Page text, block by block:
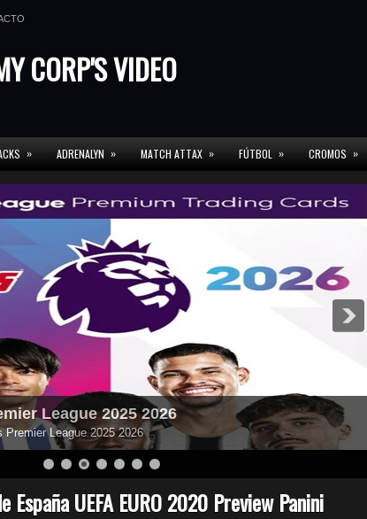
CORP'S VIDEO
» ADRENALYN » MATCH ATTAX » FÚTBOL » CROMOS »
League 2025 2026
League 2025 2026
España UEFA EURO 2020 Preview Panini